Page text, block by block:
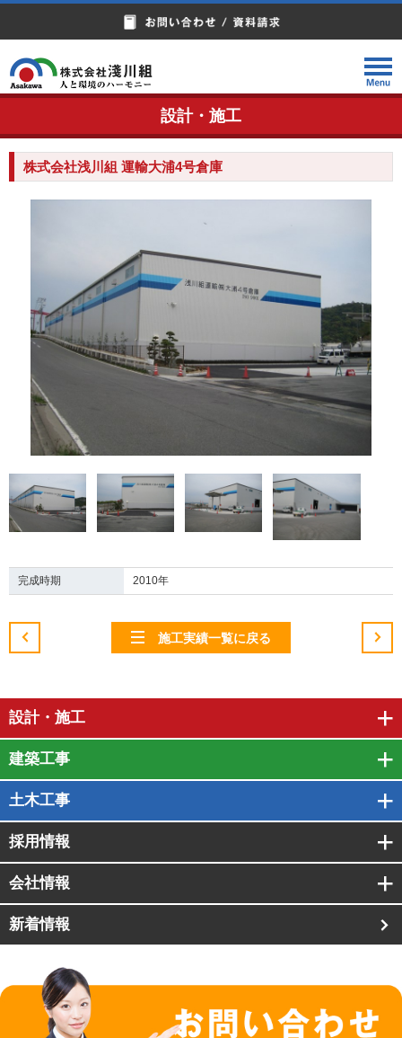
設計・施工
株式会社浅川組 運輸大浦4号倉庫
完成時期 2010年
施工実績一覧に戻る
設計・施工
建築工事
土木工事
採用情報
会社情報
新着情報